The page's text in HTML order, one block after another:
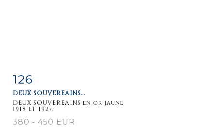
Item detail
126
DEUX SOUVEREAINS...
DEUX SOUVEREAINS en or jaune
1918 ET 1927.
380 - 450 EUR